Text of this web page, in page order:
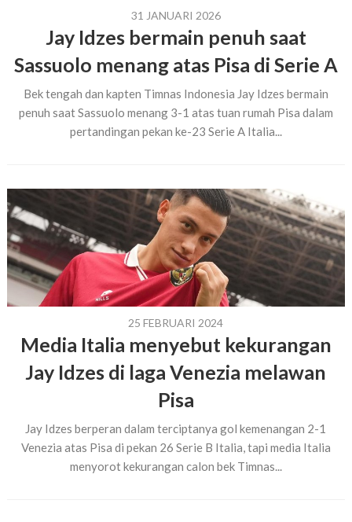
31 JANUARI 2026
Jay Idzes bermain penuh saat
Sassuolo menang atas Pisa di Serie A
Bek tengah dan kapten Timnas Indonesia Jay Idzes bermain
penuh saat Sassuolo menang 3-1 atas tuan rumah Pisa dalam
pertandingan pekan ke-23 Serie A Italia...
25 FEBRUARI 2024
Media Italia menyebut kekurangan
Jay Idzes di laga Venezia melawan
Pisa
Jay Idzes berperan dalam terciptanya gol kemenangan 2-1
Venezia atas Pisa di pekan 26 Serie B Italia, tapi media Italia
menyorot kekurangan calon bek Timnas...